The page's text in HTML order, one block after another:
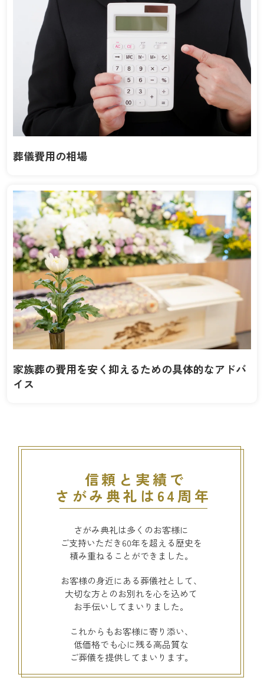
葬儀費用の相場
家族葬の費用を安く抑えるための具体的なアドバ
イス
信頼と実績で
さがみ典礼は64周年
さがみ典礼は多くのお客様に
ご支持いただき60年を超える歴史を
積み重ねることができました。
お客様の身近にある葬儀社として、
大切な方とのお別れを心を込めて
お手伝いしてまいりました。
これからもお客様に寄り添い、
低価格でも心に残る高品質な
ご葬儀を提供してまいります。